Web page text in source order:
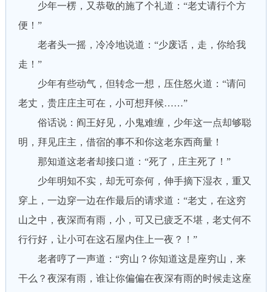
少年一楞，又恭敬的施了个礼道：“老丈请行个方
便！”
老者头一摇，冷冷地说道：“少废话，走，你给我
走！”
少年有些动气，但转念一想，压住怒火道：“请问
老丈，贵庄庄主可在，小可想拜候……”
俗话说：阎王好见，小鬼难缠，少年这一点却够聪
明，拜见庄主，借宿的事不和你这老东西商量！
那知道这老者却接口道：“死了，庄主死了！”
少年明知不实，却无可奈何，伸手摘下湿衣，重又
穿上，一边穿一边在作最后的请求道：“老丈，在这穷
山之中，夜深而有雨，小，可又已疲乏不堪，老丈何不
行行好，让小可在这石屋内住上一夜？！”
老者哼了一声道：“穷山？你知道这是座穷山，来
干么？夜深有雨，谁让你偏偏在夜深有雨的时候走这座